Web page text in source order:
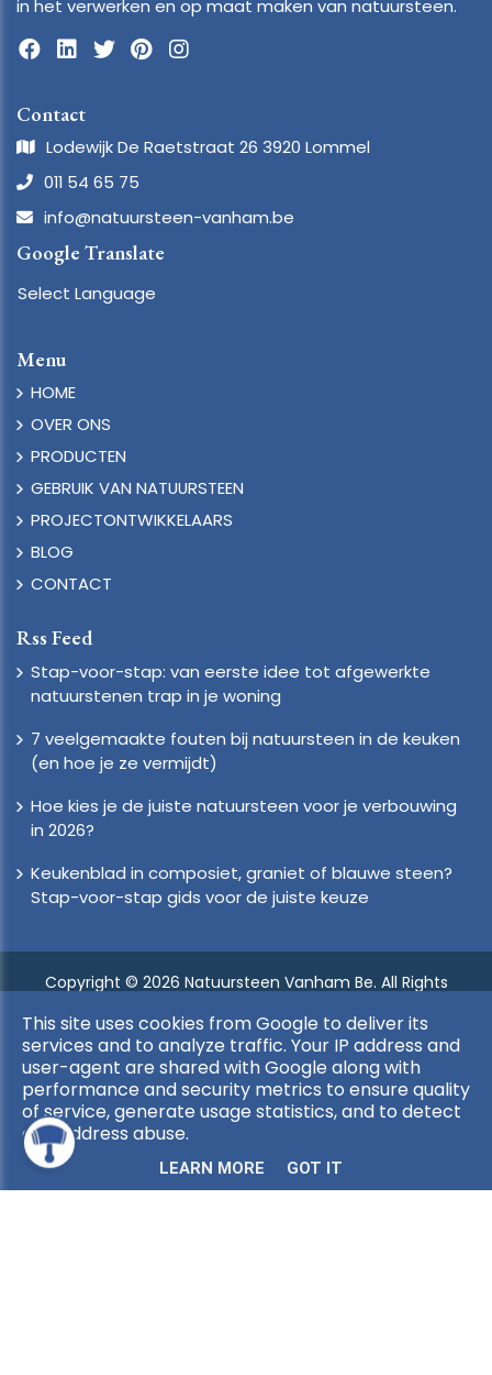
in het verwerken en op maat maken van natuursteen.
Contact
Lodewijk De Raetstraat 26 3920 Lommel
011 54 65 75
info@natuursteen-vanham.be
Google Translate
Select Language
Menu
HOME
OVER ONS
PRODUCTEN
GEBRUIK VAN NATUURSTEEN
PROJECTONTWIKKELAARS
BLOG
CONTACT
Rss Feed
Stap-voor-stap: van eerste idee tot afgewerkte
natuurstenen trap in je woning
7 veelgemaakte fouten bij natuursteen in de keuken
(en hoe je ze vermijdt)
Hoe kies je de juiste natuursteen voor je verbouwing
in 2026?
Keukenblad in composiet, graniet of blauwe steen?
Stap-voor-stap gids voor de juiste keuze
Copyright © 2026 Natuursteen Vanham Be. All Rights
Privacy & Cookies|Algemene Voorwaarden|UP-TO-DATE
WebDesign
This site uses cookies from Google to deliver its
services and to analyze traffic. Your IP address and
user-agent are shared with Google along with
performance and security metrics to ensure quality
of service, generate usage statistics, and to detect
and address abuse.
LEARN MORE GOT IT